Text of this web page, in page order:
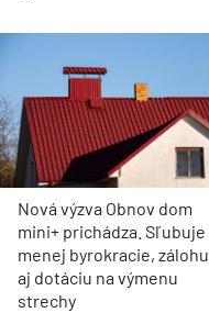
Nová výzva Obnov dom
mini+ prichádza. Sľubuje
menej byrokracie, zálohu
aj dotáciu na výmenu
strechy